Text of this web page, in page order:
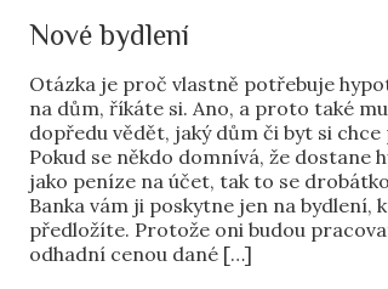
Nové bydlení
Otázka je proč vlastně potřebuje
na dům, říkáte si. Ano, a proto také
dopředu vědět, jaký dům či byt si
Pokud se někdo domnívá, že dostane
jako peníze na účet, tak to se
Banka vám ji poskytne jen na bydlení,
předložíte. Protože oni budou
odhadní cenou dané […]